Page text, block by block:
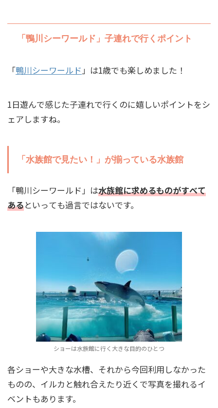
「鴨川シーワールド」子連れで行くポイント
「鴨川シーワールド」は1歳でも楽しめました！
1日遊んで感じた子連れで行くのに嬉しいポイントをシ
ェアしますね。
「水族館で見たい！」が揃っている水族館
「鴨川シーワールド」は水族館に求めるものがすべて
あるといっても過言ではないです。
ショーは水族館に行く大きな目的のひとつ
各ショーや大きな水槽、それから今回利用しなかった
ものの、イルカと触れ合えたり近くで写真を撮れるイ
ベントもあります。